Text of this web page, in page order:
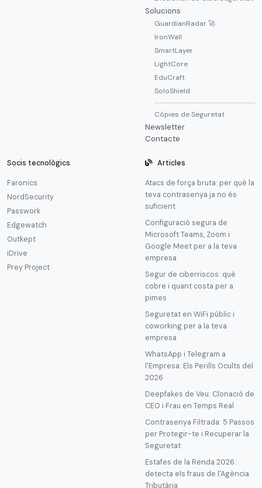
Solucions
GuardianRadar 🚀
IronWall
SmartLayer
LightCore
EduCraft
SoloShield
Còpies de Seguretat
Newsletter
Contacte
Socis tecnològics
Faronics
NordSecurity
Passwork
Edgewatch
Outkept
iDrive
Prey Project
Articles
Atacs de força bruta: per què la
teva contrasenya ja no és
suficient
Configuració segura de
Microsoft Teams, Zoom i
Google Meet per a la teva
empresa
Segur de ciberriscos: què
cobre i quant costa per a
pimes
Seguretat en WiFi públic i
coworking per a la teva
empresa
WhatsApp i Telegram a
l'Empresa: Els Perills Ocults del
2026
Deepfakes de Veu: Clonació de
CEO i Frau en Temps Real
Contrasenya Filtrada: 5 Passos
per Protegir-te i Recuperar la
Seguretat
Estafes de la Renda 2026:
detecta els fraus de l'Agència
Tributària